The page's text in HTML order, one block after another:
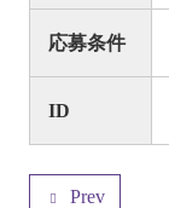
応募条件
ID
Prev